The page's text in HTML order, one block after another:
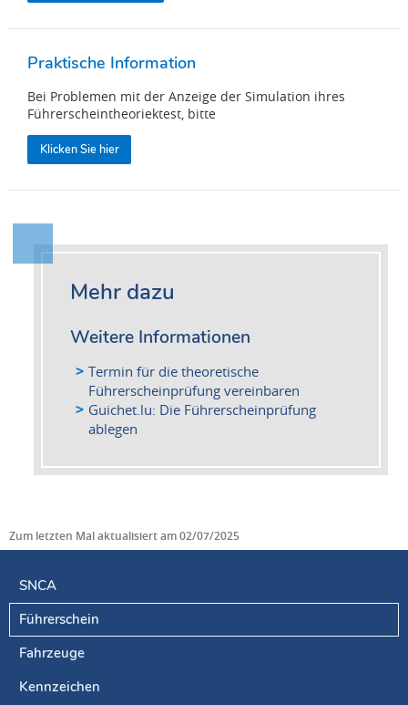
Praktische Information
Bei Problemen mit der Anzeige der Simulation ihres
Führerscheintheoriektest, bitte
Klicken Sie hier
Mehr dazu
Weitere Informationen
Termin für die theoretische
Führerscheinprüfung vereinbaren
Guichet.lu: Die Führerscheinprüfung
ablegen
Zum letzten Mal aktualisiert am02/07/2025
Navigationsmenü
SNCA
Führerschein
Fahrzeuge
Kennzeichen